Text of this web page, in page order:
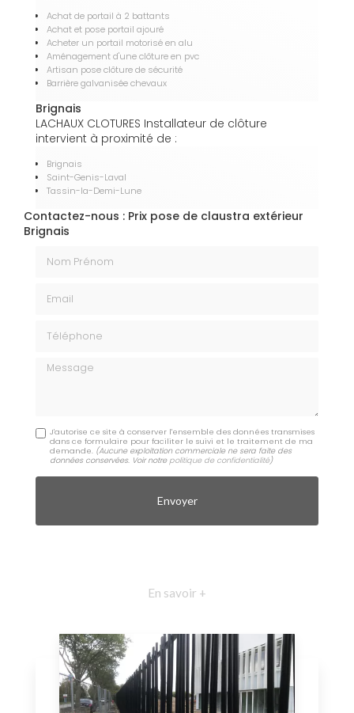
Achat de portail à 2 battants
Achat et pose portail ajouré
Acheter un portail motorisé en alu
Aménagement d'une clôture en pvc
Artisan pose clôture de sécurité
Barrière galvanisée chevaux
Brignais
LACHAUX CLOTURES Installateur de clôture
intervient à proximité de :
Brignais
Saint-Genis-Laval
Tassin-la-Demi-Lune
Contactez-nous : Prix pose de claustra extérieur
Brignais
Message
J'autorise ce site à conserver l'ensemble des données transmises
dans ce formulaire pour faciliter le suivi et le traitement de ma
demande. (Aucune exploitation commerciale ne sera faite des
données conservées. Voir notre politique de confidentialité)
En savoir +